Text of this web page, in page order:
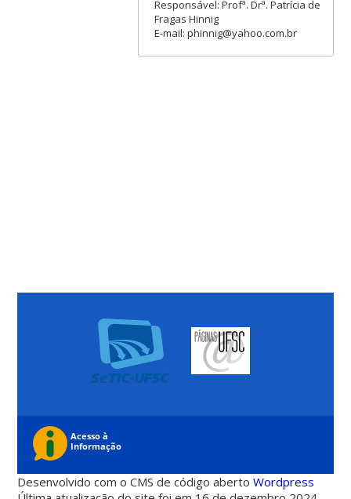
Responsável: Profª. Drª. Patrícia de
Fragas Hinnig
E-mail: phinnig@yahoo.com.br
Desenvolvido com o CMS de código abertoWordpress